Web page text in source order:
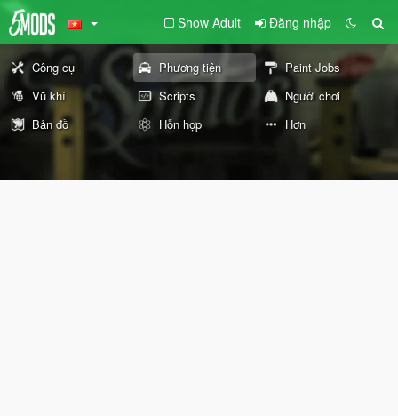
Show Adult Đăng nhập
Công cụ Phương tiện
Paint Jobs
Vũ khí
Scripts
Người chơi
Bản đồ
Hỗn hợp Hơn